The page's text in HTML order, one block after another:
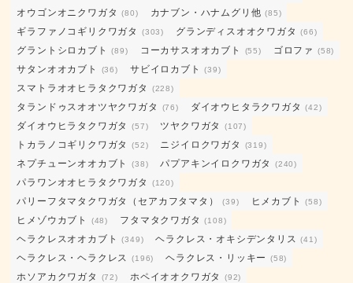
ー
オウゴンオニクワガタ (80) カナブン・ハナムグリ他 (85)
ギラファノコギリクワガタ (303) グランディスオオクワガタ (66)
グラントシロカブト (89) コーカサスオオカブト (55) ゴロファ (58)
サタンオオカブト (36) サビイロカブト (39)
スマトラオオヒラタクワガタ (228)
タランドゥスオオツヤクワガタ (76) ダイオウヒタラクワガタ (42)
ダイオウヒラタクワガタ (57) ツヤクワガタ (107)
トカラノコギリクワガタ (52) ニジイロクワガタ (319)
ネプチューンオオカブト (38) パプアキンイロクワガタ (240)
パラワンオオヒラタクワガタ (120)
パリーフタマタクワガタ（セアカフタマタ） (39) ヒメカブト (58)
ヒメゾウカブト (48) フタマタクワガタ (108)
ヘラクレスオオカブト (349) ヘラクレス・オキシデンタリス (41)
ヘラクレス・ヘラクレス (196) ヘラクレス・リッキー (58)
ホソアカクワガタ (72) ホペイオオクワガタ (92)